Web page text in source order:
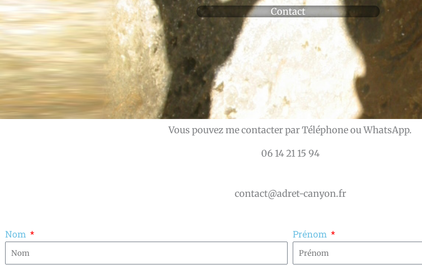
Contact
Vous pouvez me contacter par Téléphone ou WhatsApp.
06 14 21 15 94
contact@adret-canyon.fr
Nom Prénom